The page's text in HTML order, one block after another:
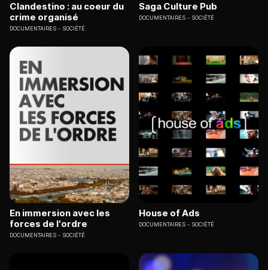
Clandestino : au coeur du
crime organisé
DOCUMENTAIRES SOCIÉTÉ
Saga Culture Pub
DOCUMENTAIRES SOCIÉTÉ
En immersion avec les
forces de l'ordre
DOCUMENTAIRES SOCIÉTÉ
House of Ads
DOCUMENTAIRES SOCIÉTÉ